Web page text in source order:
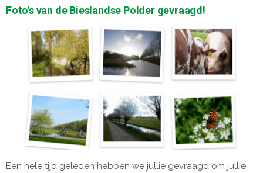
Foto's van de Bieslandse Polder gevraagd!
Een hele tijd geleden hebben we jullie gevraagd om jullie